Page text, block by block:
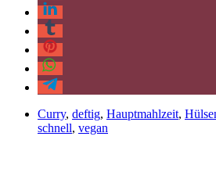
Curry, deftig, Hauptmahlzeit,
schnell, vegan